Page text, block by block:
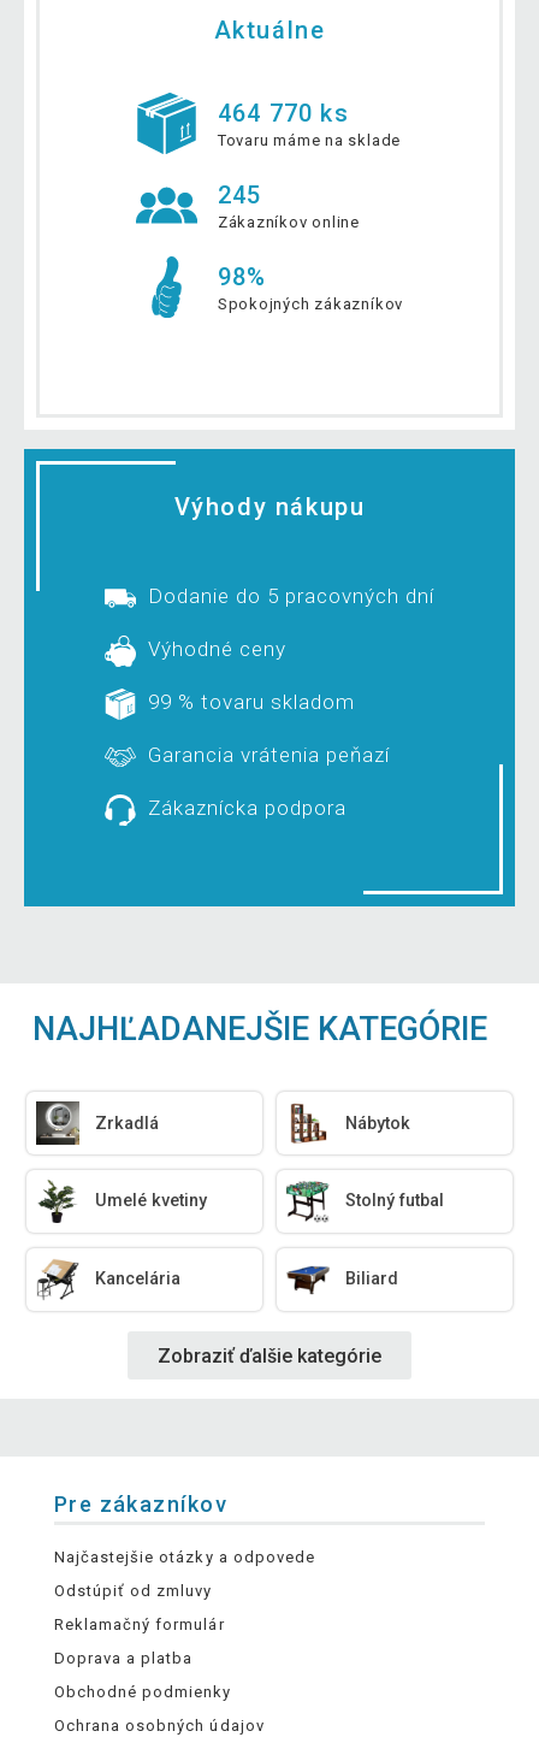
Aktuálne
464 770 ks
Tovaru máme na sklade
245
Zákazníkov online
98%
Spokojných zákazníkov
Výhody nákupu
Dodanie do 5 pracovných dní
Výhodné ceny
99 % tovaru skladom
Garancia vrátenia peňazí
Zákaznícka podpora
NAJHĽADANEJŠIE KATEGÓRIE
Zrkadlá Nábytok
Umelé kvetiny Stolný futbal
Kancelária Biliard
Zobraziť ďalšie kategórie
Pre zákazníkov
Najčastejšie otázky a odpovede
Odstúpiť od zmluvy
Reklamačný formulár
Doprava a platba
Obchodné podmienky
Ochrana osobných údajov